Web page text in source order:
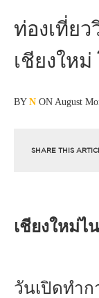
ท่องเที่ย
เชียงให
BYN ON August
SHARE THIS
เชียงใหม่ไ
วันเปิดทำ